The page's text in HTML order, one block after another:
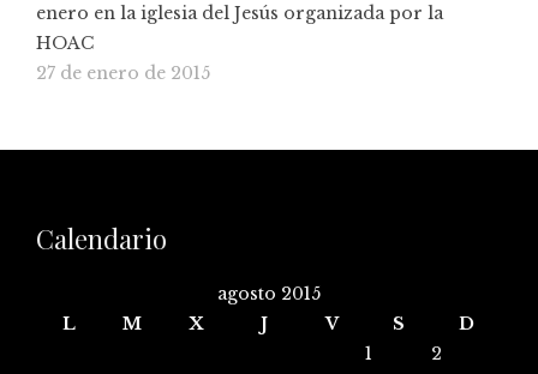
enero en la iglesia del Jesús organizada por la
HOAC
27 de enero de 2015
Calendario
agosto 2015
L
M X J V S
D
1
2